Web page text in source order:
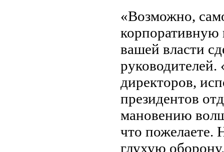
«Возможно,
корпоративную
вашей власти
директоров,
президентов
мановению
что пожелаете.
глухую